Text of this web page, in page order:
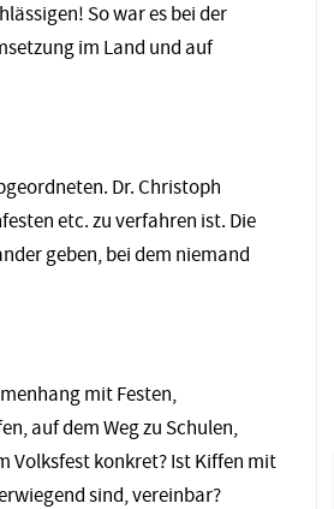
So war es bei der
im Land und auf
Dr. Christoph
etc. zu verfahren ist. Die
geben, bei dem niemand
mit Festen,
auf dem Weg zu Schulen,
Volksfest konkret? Ist Kiffen mit
sind, vereinbar?